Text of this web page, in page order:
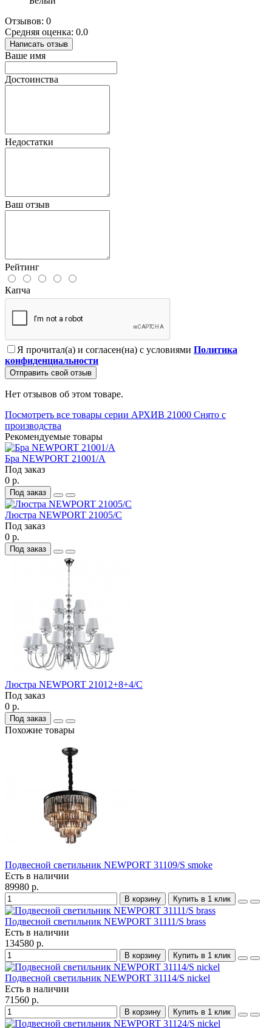
Отзывов: 0
Средняя оценка: 0.0
Написать отзыв
Ваше имя
Достоинства
Недостатки
Ваш отзыв
Рейтинг
Капча
Я прочитал(а) и согласен(на) с условиями Политика
конфиденциальности
Отправить свой отзыв
Нет отзывов об этом товаре.
Посмотреть все товары серии АРХИВ 21000 Снято с
производства
Рекомендуемые товары
Бра NEWPORT 21001/A
Под заказ
0 р.
Под заказ
Люстра NEWPORT 21005/C
Под заказ
0 р.
Под заказ
Люстра NEWPORT 21012+8+4/C
Под заказ
0 р.
Под заказ
Похожие товары
Подвесной светильник NEWPORT 31109/S smoke
Есть в наличии
89980 р.
В корзину Купить в 1 клик
Подвесной светильник NEWPORT 31111/S brass
Есть в наличии
134580 р.
В корзину Купить в 1 клик
Подвесной светильник NEWPORT 31114/S nickel
Есть в наличии
71560 р.
В корзину Купить в 1 клик